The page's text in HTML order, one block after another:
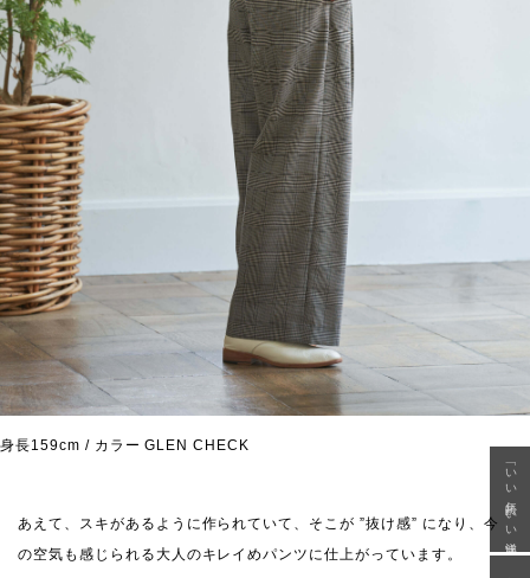
身長159cm / カラー GLEN CHECK
あえて、スキがあるように作られていて、そこが ”抜け感” になり、今
の空気も感じられる大人のキレイめパンツに仕上がっています。
「いい年齢 いい洋服」